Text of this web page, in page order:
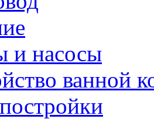
и насосы
ванной